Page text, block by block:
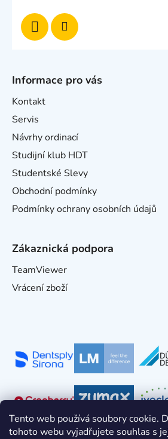
Tento web používá soubory cookie.
tohoto webu vyjadřujete souhlas s
Informace pro vás
Kontakt
Servis
Návrhy ordinací
Studijní klub HDT
Studentské Slevy
Obchodní podmínky
Podmínky ochrany osobních údajů
Zákaznická podpora
TeamViewer
Vrácení zboží